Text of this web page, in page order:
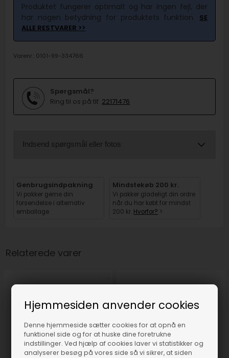
Hjemmesiden anvender cookies
Denne hjemmeside sætter cookies for at opnå en
funktionel side og for at huske dine foretrukne
indstillinger. Ved hjælp af cookies laver vi statistikker og
analyserer besøg på vores side så vi sikrer, at siden
Produktet fungerer optimalt og har ingen fejl, der
har nogen betydning for produktets funktion. SE
ALLE RESTVARER >>
Varenr.: 0101-99-334766
Spørgsmål?
Ring til os på tlf. 22171476
Indsend spørgsmål eller fotos
Genbrugsindpakning
Vi pakker gerne din
forsendelse i alternativ
emballage.
Mindstekøb 200 kr.
Vi pakker gladeligt din ordre
når du har købt for mindst
200 kr. Hvorfor? >
Relaterede varer